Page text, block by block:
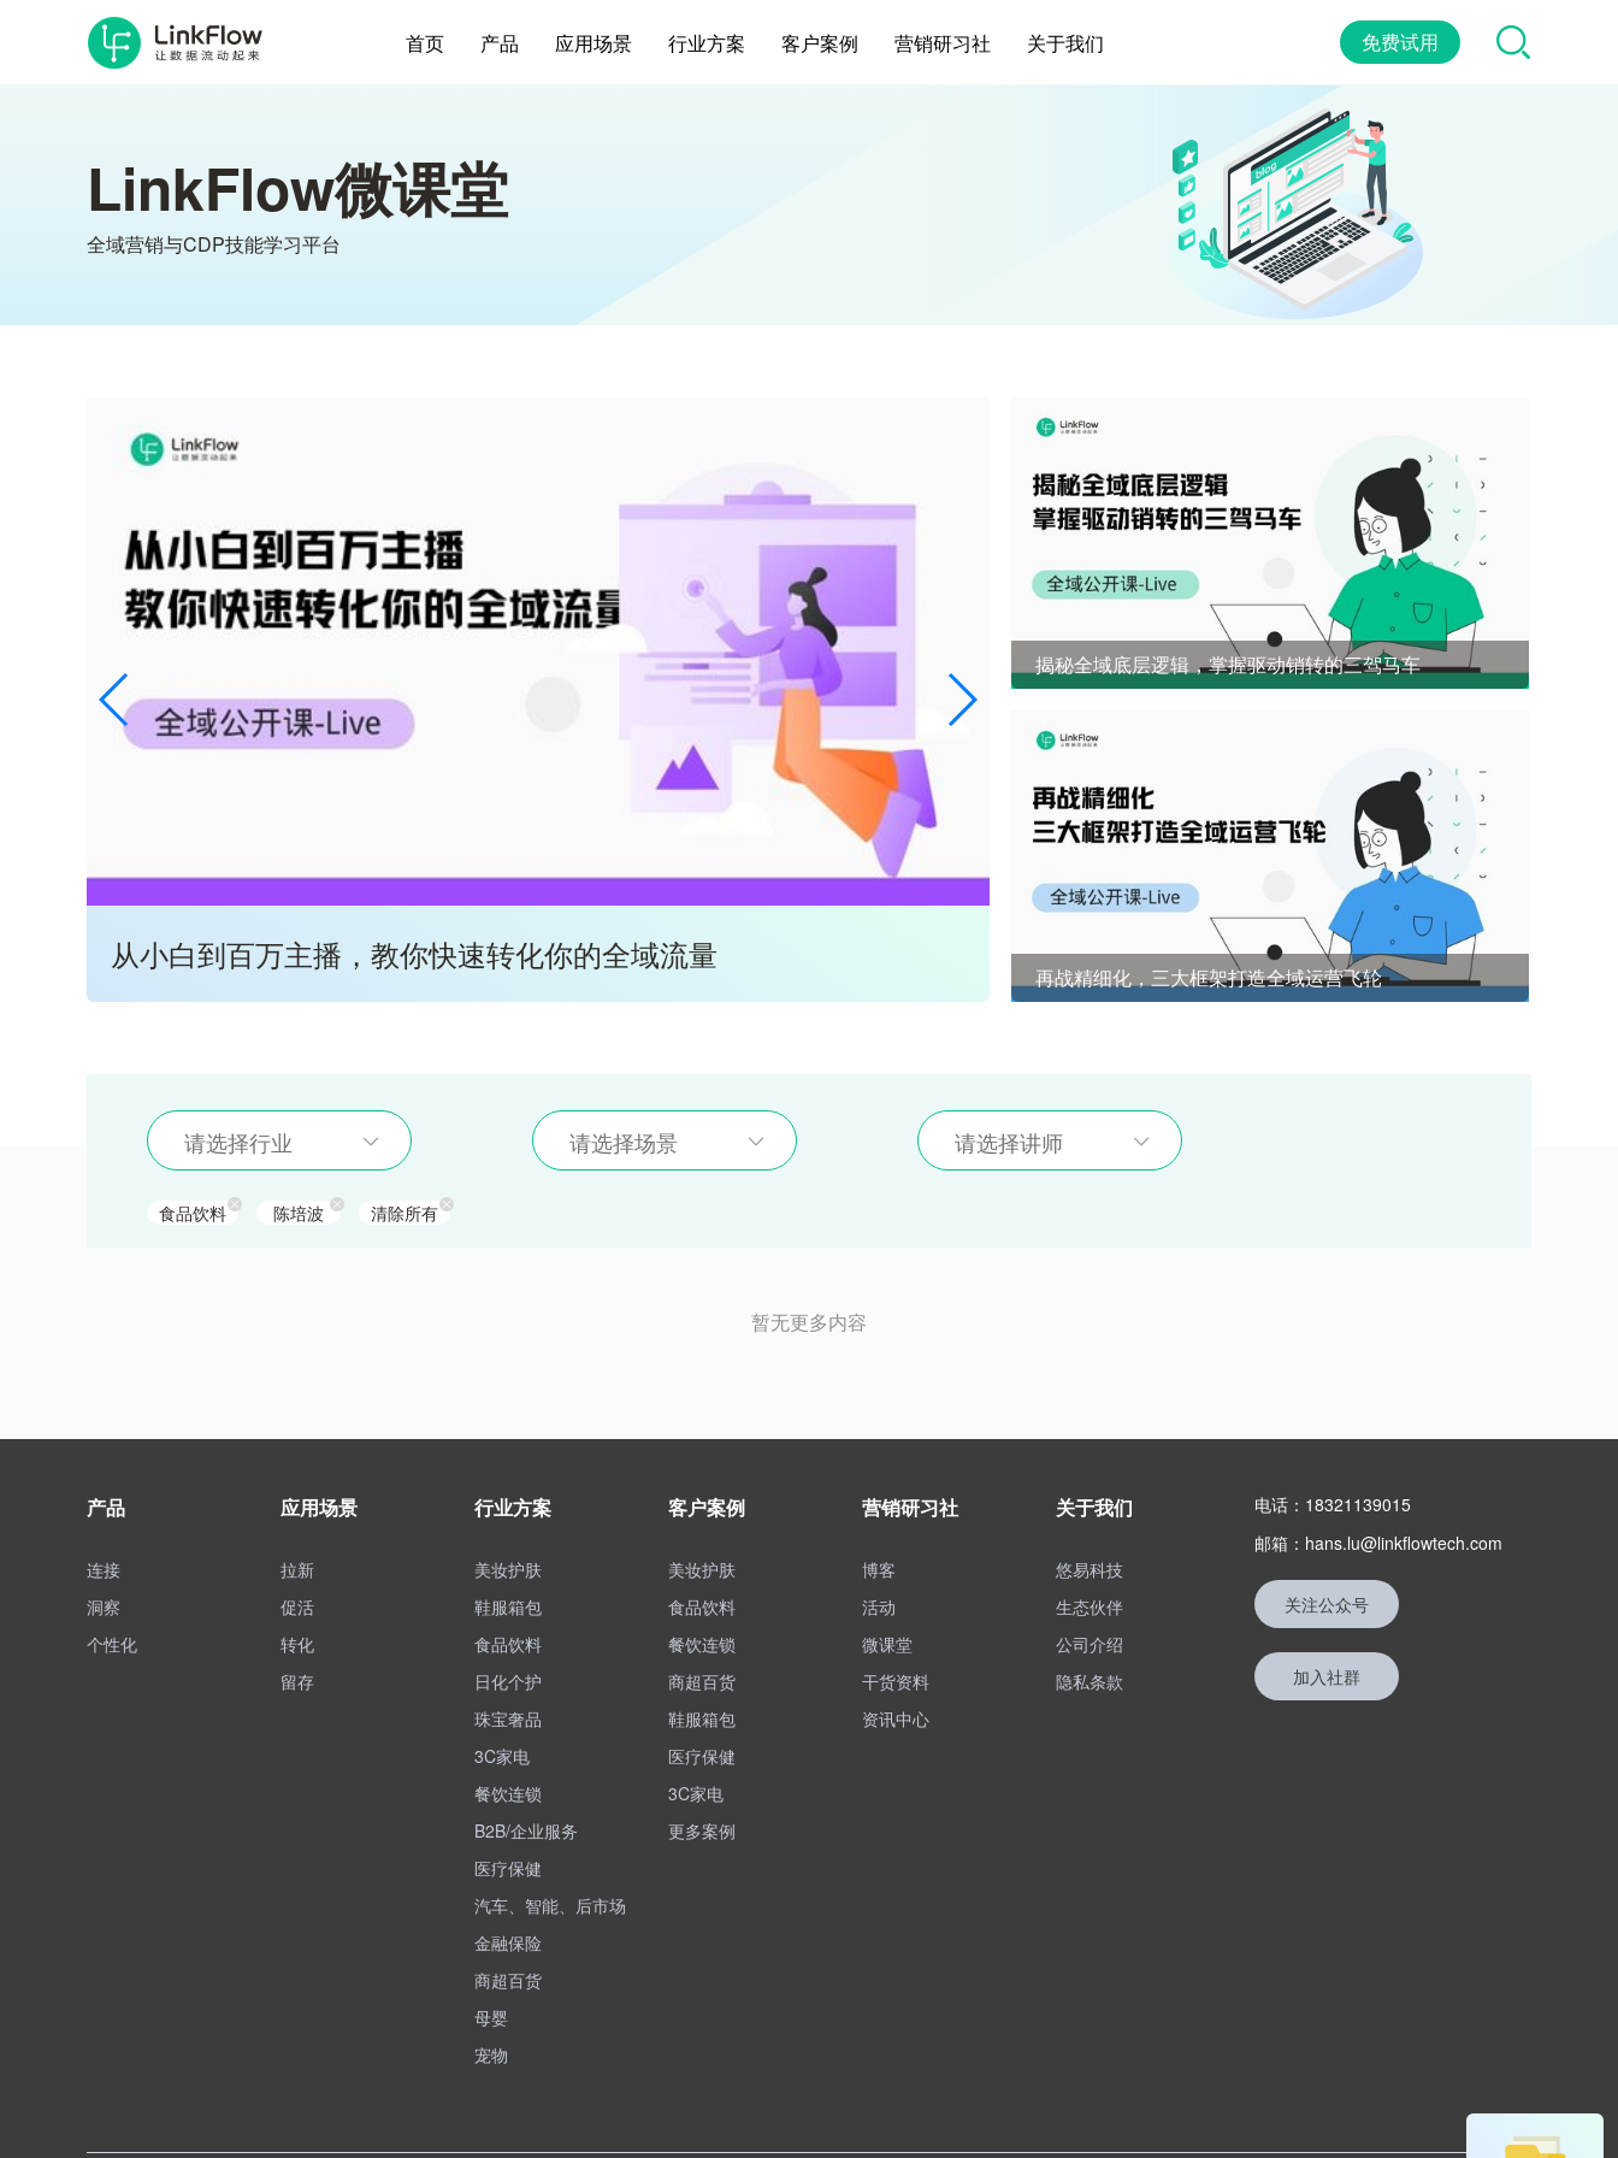
首页 产品 应用场景 行业方案 客户案例 营销研习社 关于我们 免费试用
LinkFlow微课堂
全域营销与CDP技能学习平台
从小白到百万主播，教你快速转化你的全域流量 全域开源社群兜底 前1%能悟到的社群成单策略
揭秘全域底层逻辑，掌握驱动销转的三驾马车
再战精细化，三大框架打造全域运营飞轮
请选择行业 请选择场景 请选择讲师
食品饮料 陈培波 清除所有
暂无更多内容
产品
连接
洞察
个性化
应用场景
拉新
促活
转化
留存
行业方案
美妆护肤
鞋服箱包
食品饮料
日化个护
珠宝奢品
3C家电
餐饮连锁
B2B/企业服务
医疗保健
汽车、智能、后市场
金融保险
商超百货
母婴
宠物
客户案例
美妆护肤
食品饮料
餐饮连锁
商超百货
鞋服箱包
医疗保健
3C家电
更多案例
营销研习社
博客
活动
微课堂
干货资料
资讯中心
关于我们
悠易科技
生态伙伴
公司介绍
隐私条款
电话：18321139015
邮箱：hans.lu@linkflowtech.com
关注公众号
加入社群